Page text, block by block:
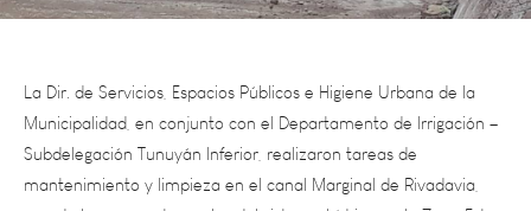
La Dir. de Servicios, Espacios Públicos e Higiene Urbana de la
Municipalidad, en conjunto con el Departamento de Irrigación –
Subdelegación Tunuyán Inferior, realizaron tareas de
mantenimiento y limpieza en el canal Marginal de Rivadavia,
uno de los cauces troncales del sistema hídrico en la Zona Este